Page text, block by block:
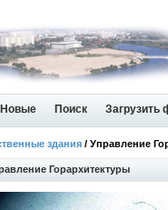
Новые Поиск Загрузить
здания / Управление
Горархитектуры